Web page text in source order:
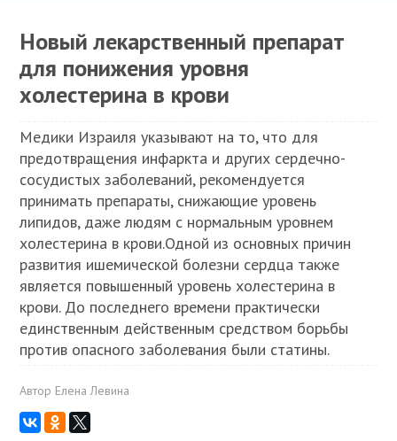
Новый лекарственный препарат
для понижения уровня
холестерина в крови
Медики Израиля указывают на то, что для
предотвращения инфаркта и других сердечно-
сосудистых заболеваний, рекомендуется
принимать препараты, снижающие уровень
липидов, даже людям с нормальным уровнем
холестерина в крови.Одной из основных причин
развития ишемической болезни сердца также
является повышенный уровень холестерина в
крови. До последнего времени практически
единственным действенным средством борьбы
против опасного заболевания были статины.
Автор Елена Левина